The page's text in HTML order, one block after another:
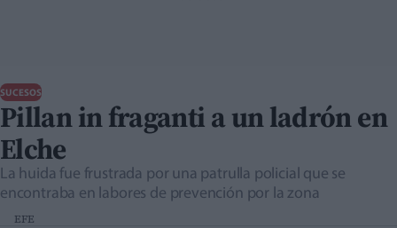
SUCESOS
Pillan in fraganti a un ladrón en
Elche
La huida fue frustrada por una patrulla policial que se
encontraba en labores de prevención por la zona
EFE